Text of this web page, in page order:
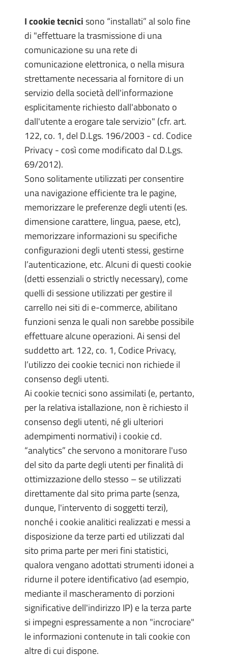
I cookie tecnicisono “installati” al solo fine
di "effettuare la trasmissione di una
comunicazione su una rete di
comunicazione elettronica, o nella misura
strettamente necessaria al fornitore di un
servizio della società dell'informazione
esplicitamente richiesto dall'abbonato o
dall'utente a erogare tale servizio" (cfr. art.
122, co. 1, del D.Lgs. 196/2003 - cd. Codice
Privacy - così come modificato dal D.Lgs.
69/2012).
Sono solitamente utilizzati per consentire
una navigazione efficiente tra le pagine,
memorizzare le preferenze degli utenti (es.
dimensione carattere, lingua, paese, etc),
memorizzare informazioni su specifiche
configurazioni degli utenti stessi, gestirne
l’autenticazione, etc. Alcuni di questi cookie
(detti essenziali o strictly necessary), come
quelli di sessione utilizzati per gestire il
carrello nei siti di e-commerce, abilitano
funzioni senza le quali non sarebbe possibile
effettuare alcune operazioni. Ai sensi del
suddetto art. 122, co. 1, Codice Privacy,
l’utilizzo dei cookie tecnici non richiede il
consenso degli utenti.
Ai cookie tecnici sono assimilati (e, pertanto,
per la relativa istallazione, non è richiesto il
consenso degli utenti, né gli ulteriori
adempimenti normativi) i cookie cd.
“analytics” che servono a monitorare l'uso
del sito da parte degli utenti per finalità di
ottimizzazione dello stesso – se utilizzati
direttamente dal sito prima parte (senza,
dunque, l'intervento di soggetti terzi),
nonché i cookie analitici realizzati e messi a
disposizione da terze parti ed utilizzati dal
sito prima parte per meri fini statistici,
qualora vengano adottati strumenti idonei a
ridurne il potere identificativo (ad esempio,
mediante il mascheramento di porzioni
significative dell'indirizzo IP) e la terza parte
si impegni espressamente a non "incrociare"
le informazioni contenute in tali cookie con
altre di cui dispone.